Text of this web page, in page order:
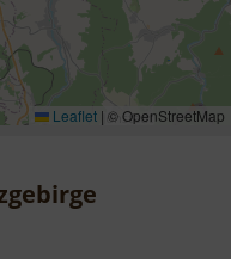
Leaflet | © OpenStreetMap